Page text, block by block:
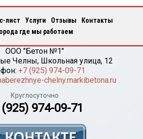
лист Услуги Отзывы
Контакты
где мы работаем
ООО "Бетон №1"
Челны, Школьная улица, 12
+7 (925) 974-09-71
chelny.markibetona.ru
Круглосуточно
974-09-71